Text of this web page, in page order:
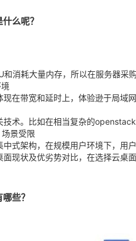
么呢？
和消耗大量内存，所以在服务器采
现在带宽和延时上，体验逊于局域
技术。比如在相当复杂的
景受限
中式架构，在规模用户环境下，用
面现状及优劣势对比，在选择云桌
些？